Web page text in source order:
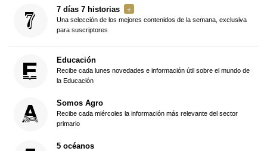
7 días 7 historias
Una selección de los mejores contenidos de la semana, exclusiva
para suscriptores
Educación
Recibe cada lunes novedades e información útil sobre el mundo de
la Educación
Somos Agro
Recibe cada miércoles la información más relevante del sector
primario
5 océanos